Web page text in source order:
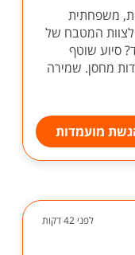
משפחתית
לצוות המטבח של
סיוע שוטף
מחסן. שמירה
מועמדות
לפני 42 דקות